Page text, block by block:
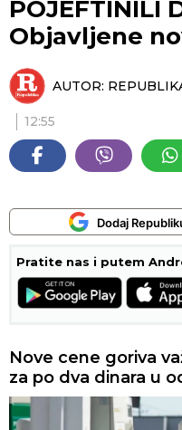
POJEFTINILI
Objavljene
AUTOR:
12:55
Dodaj
Pratite nas i putem
Nove cene goriva
za po dva dinara u